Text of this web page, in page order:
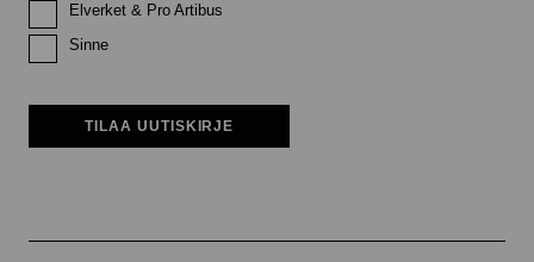
Elverket & Pro Artibus
Sinne
TILAA UUTISKIRJE